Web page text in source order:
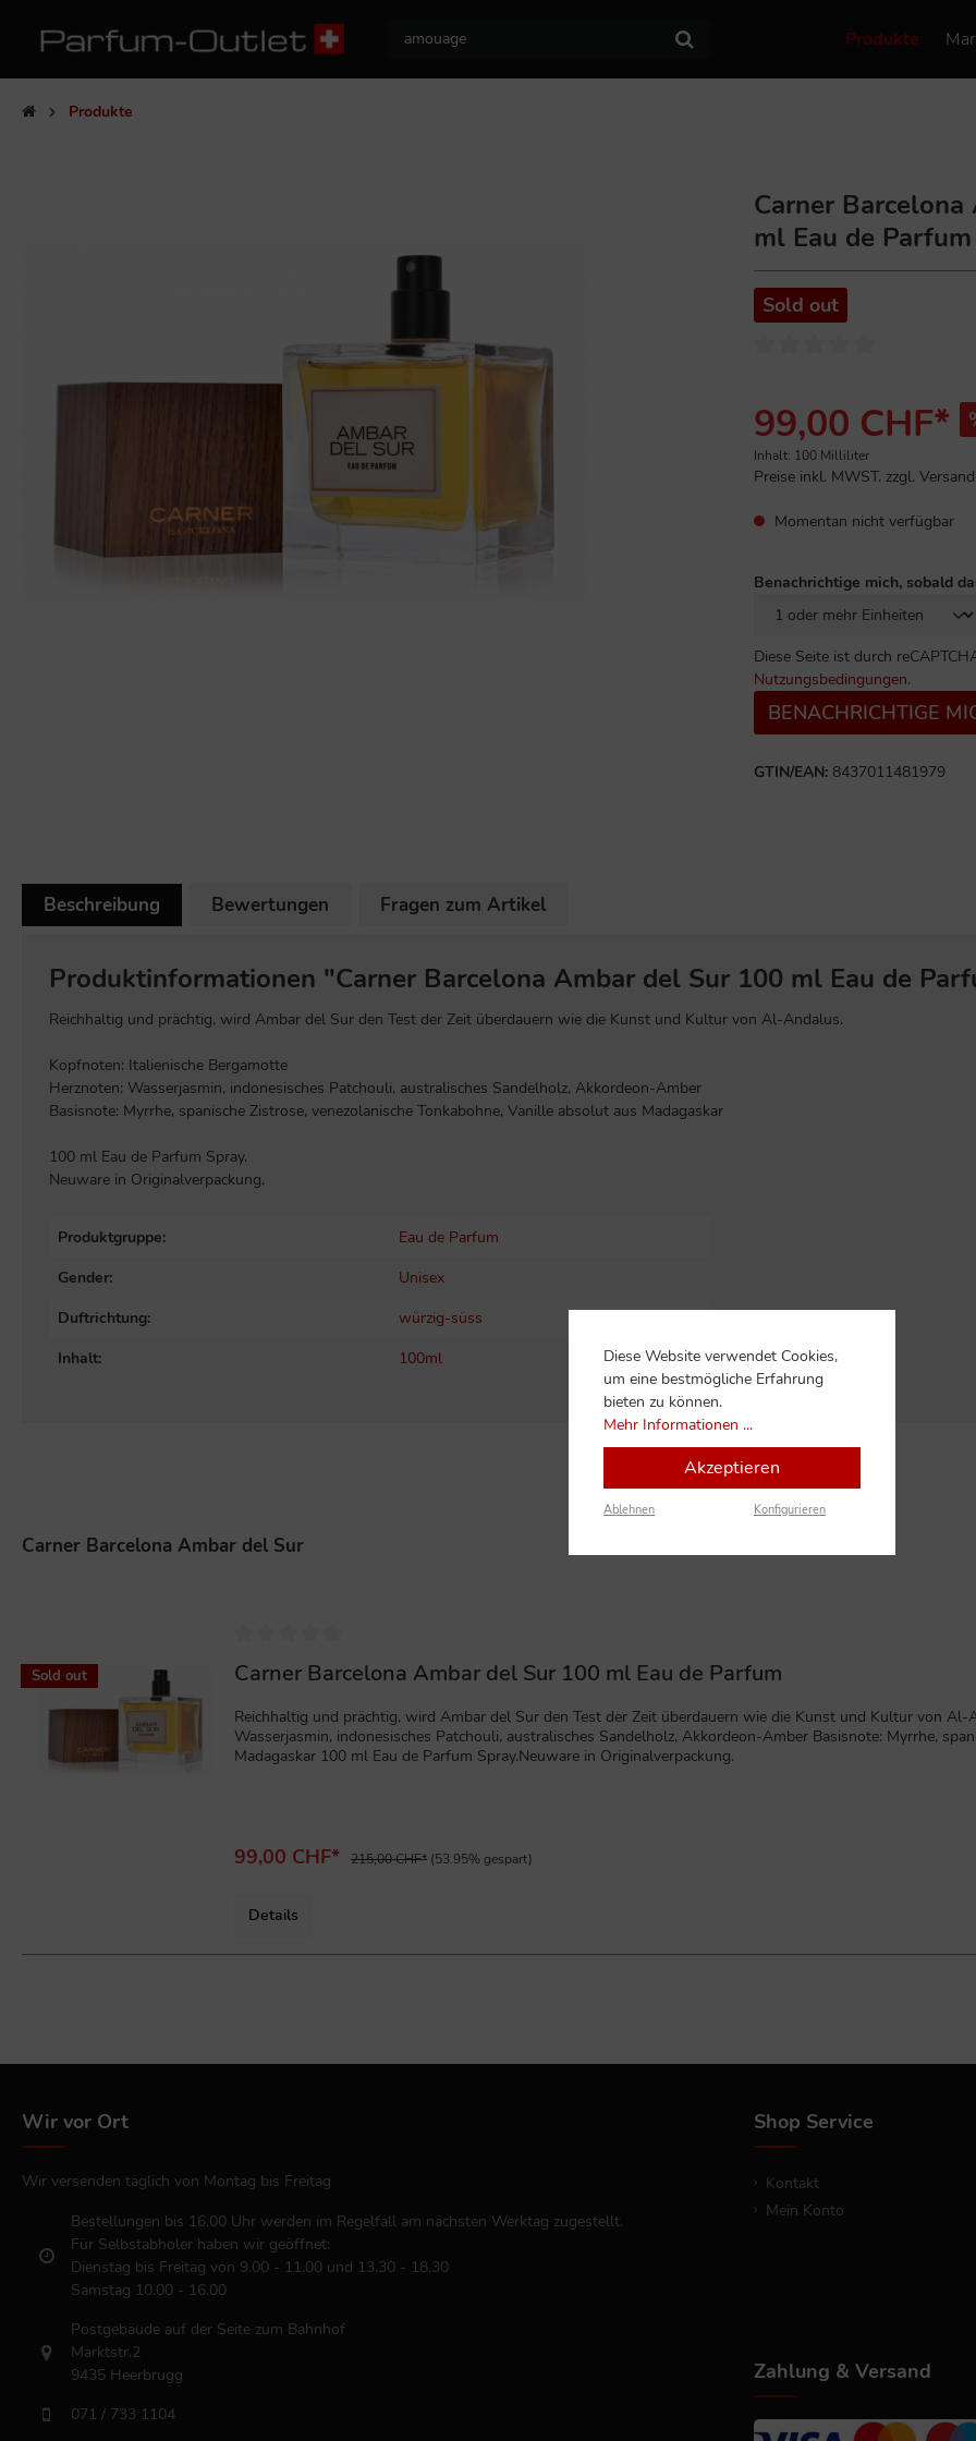
Produkte
Produkte
Carner
ml Eau de Parfum
Sold out
99,00 CHF*
Inhalt: 100 Milliliter
Preise inkl. MWST. zzgl.
Momentan nicht verfügbar
Benachrichtige mich, sobald
Diese Seite ist durch
Nutzungsbedingungen.
BENACHRICHTIGE
GTIN/EAN: 8437011481979
Beschreibung Bewertungen Fragen zum Artikel
Produktinformationen "Carner Barcelona Ambar del Sur 100 ml Eau de
Reichhaltig und prächtig, wird Ambar del Sur den Test der Zeit überdauern wie die Kunst und Kultur von Al-Andalus.
Kopfnoten: Italienische Bergamotte
Herznoten: Wasserjasmin, indonesisches Patchouli, australisches Sandelholz, Akkordeon-Amber
Basisnote: Myrrhe, spanische Zistrose, venezolanische Tonkabohne, Vanille absolut aus Madagaskar
100 ml Eau de Parfum Spray.
Neuware in Originalverpackung.
Produktgruppe:
Eau de Parfum
Gender:
Unisex
Duftrichtung:
würzig-süss
Inhalt:
100ml
Carner Barcelona Ambar del Sur
Sold out
Carner Barcelona Ambar del Sur 100 ml Eau de Parfum
Reichhaltig und prächtig, wird Ambar del Sur den Test der Zeit überdauern wie die Kunst und Kultur von
Wasserjasmin, indonesisches Patchouli, australisches Sandelholz, Akkordeon-Amber Basisnote: Myrrhe,
Madagaskar 100 ml Eau de Parfum Spray.Neuware in Originalverpackung.
99,00 CHF* 215,00 CHF* (53.95% gespart)
Details
Wir vor Ort
Wir versenden täglich von Montag bis Freitag
Bestellungen bis 16.00 Uhr werden im Regelfall am nächsten Werktag zugestellt.
Für Selbstabholer haben wir geöffnet:
Dienstag bis Freitag von 9.00 - 11.00 und 13.30 - 18.30
Samstag 10.00 - 16.00
Postgebäude auf der Seite zum Bahnhof
Marktstr.2
9435 Heerbrugg
071 / 733 1104
Shop Service
Kontakt
Mein Konto
Zahlung & Versand
Diese Website verwendet Cookies,
um eine bestmögliche Erfahrung
bieten zu können.
Mehr Informationen ...
Akzeptieren
Ablehnen Konfigurieren